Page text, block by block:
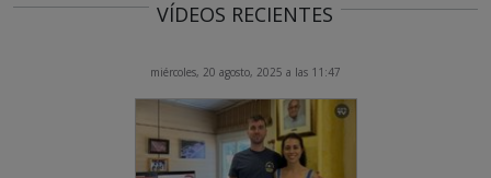
VÍDEOS RECIENTES
miércoles, 20 agosto, 2025 a las 11:47